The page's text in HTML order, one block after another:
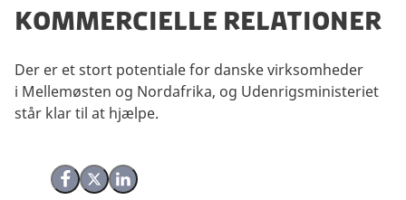
Kommercielle relationer
Del på Facebook
Del på X (Twitter)
Del på LinkedIn
Der er et stort potentiale for danske virksomheder
i Mellemøsten og Nordafrika, og Udenrigsministeriet
står klar til at hjælpe.